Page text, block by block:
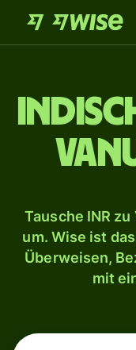
Tausche INR
um. Wise ist
Überweisen,
mit